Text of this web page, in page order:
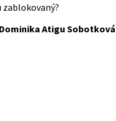
zablokovaný?
Dominika Atigu Sobotková